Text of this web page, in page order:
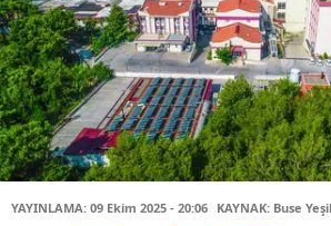
YAYINLAMA: 09 Ekim 2025 - 20:06 KAYNAK: Buse Yeşil